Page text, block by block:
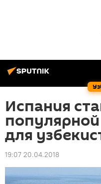
Испания
для
19:07 20.04.2018